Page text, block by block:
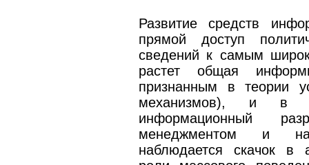
Развитие средств
прямой доступ
сведений к самым
растет общая
признанным в теории
механизмов), и в
информационный
менеджментом и
наблюдается скачок в